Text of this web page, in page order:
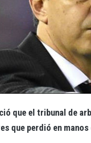
que el tribunal de
que perdió en